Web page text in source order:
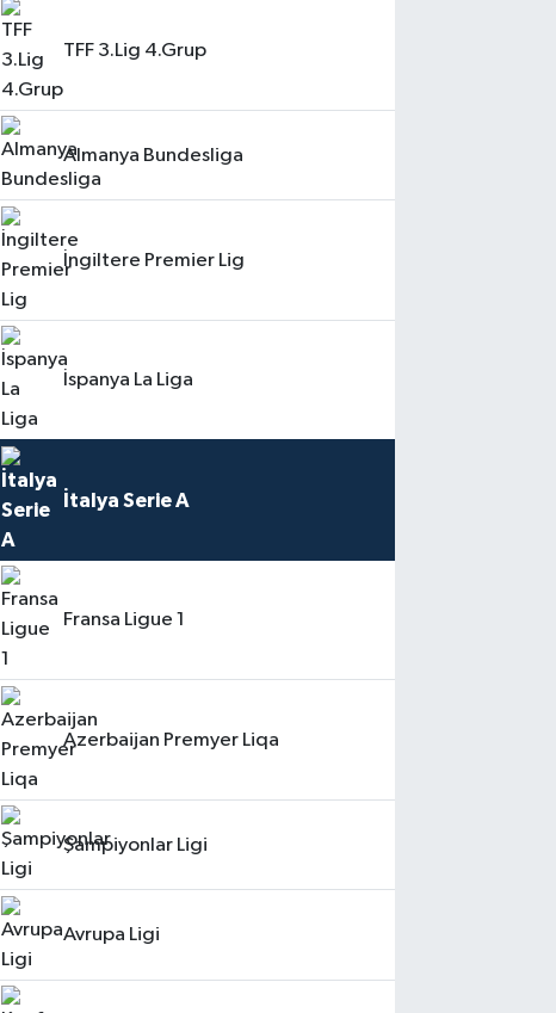
TFF 3.Lig 4.Grup
Almanya Bundesliga
İngiltere Premier Lig
İspanya La Liga
İtalya Serie A
Fransa Ligue 1
Azerbaijan Premyer Liqa
Şampiyonlar Ligi
Avrupa Ligi